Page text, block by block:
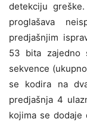
detekciju
proglašava
predjašnjim
53 bita
sekvence
se kodira na
predjašnja 4
kojima se